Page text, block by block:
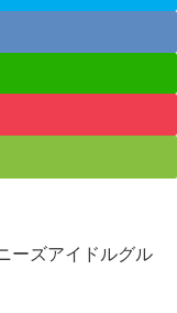
ーズアイドルグル